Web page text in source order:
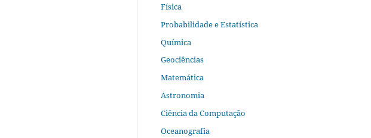
Física
Probabilidade e Estatística
Química
Geociências
Matemática
Astronomia
Ciência da Computação
Oceanografia